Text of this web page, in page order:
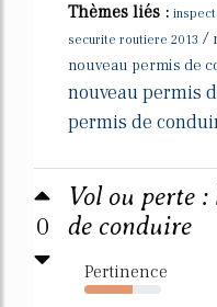
Thèmes liés :
securite routiere 2013 /
nouveau permis de
nouveau permis
permis de
0
Vol ou perte
de conduire
Pertinence
63%